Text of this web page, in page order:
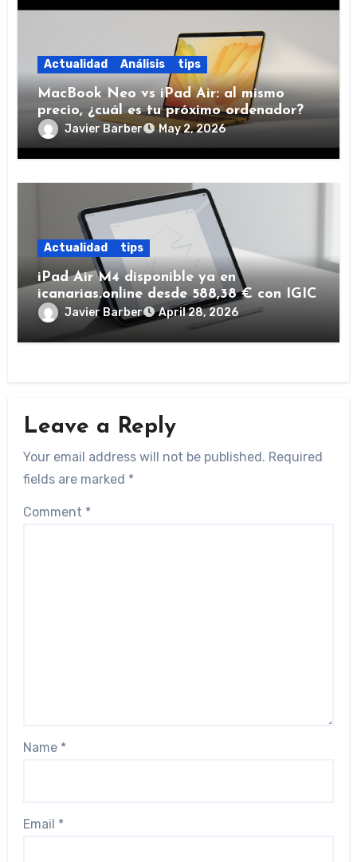
Actualidad Análisis tips
MacBook Neo vs iPad Air: al mismo
precio, ¿cuál es tu próximo ordenador?
Javier Barber May 2, 2026
Actualidad tips
iPad Air M4 disponible ya en
icanarias.online desde 588,38 € con IGIC
Javier Barber April 28, 2026
Leave a Reply
Your email address will not be published. Required
fields are marked *
Comment *
Name *
Email *